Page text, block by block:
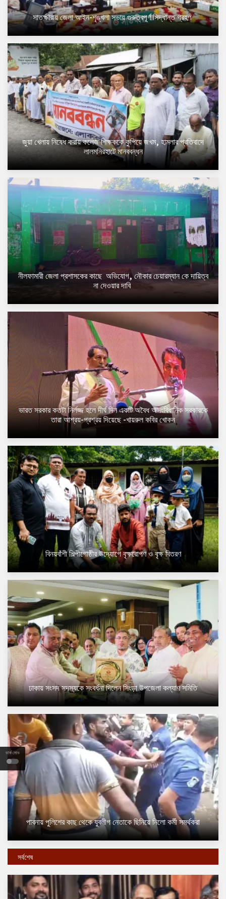
ডার্ক মোড
সাতক্ষীরায় জেলা আইন-শৃঙ্খলা সভায় গুরুত্বপূর্ণ সিদ্ধান্ত গ্রহণ ​
জুয়া খেলায় নিষেধ করায় কলেজ শিক্ষককে কুপিয়ে জখম, হামলার প্রতিবাদে
লালমনিরহাটে মানববন্ধন
নীলফামারী জেলা প্রশাসকের কাছে অভিযোগ, নৌকার চেয়ারম্যান কে দায়িত্ব
না দেওয়ার দাবি
​ভারত সরকার কতটা নির্লজ্জ হলে দীর্ঘ দিন একটি অবৈধ অসংবিধানিক সরকারকে
তারা আশ্রয়-প্রশ্রয় দিয়েছে -খায়রুল কবির খোকন
বিনয়বাঁশী শিল্পীগোষ্ঠীর উদ্যোগে বৃক্ষরোপণ ও বৃক্ষ বিতরণ
ঢাকায় সংসদ সদস্যকে সংবর্ধনা দিলেন সিংড়া উপজেলা কল্যাণ সমিতি
পাবনায় পুলিশের কাছ থেকে যুবলীগ নেতাকে ছিনিয়ে নিলো কর্মী সমর্থকরা
সর্বশেষ